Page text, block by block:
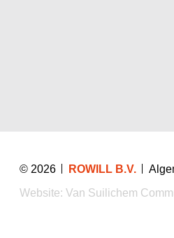
© 2026 ROWILL B.V.
Website: Van Suilichem